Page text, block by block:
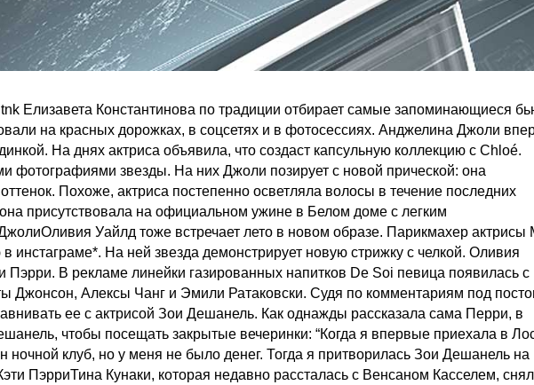
Елизавета Константинова по традиции отбирает самые запоминающиеся
на красных дорожках, в соцсетях и в фотосессиях. Анджелина Джоли
На днях актриса объявила, что создаст капсульную коллекцию с Chloé.
фотографиями звезды. На них Джоли позирует с новой прической: она
Похоже, актриса постепенно осветляла волосы в течение последних
присутствовала на официальном ужине в Белом доме с легким
Уайлд тоже встречает лето в новом образе. Парикмахер актрисы
инстаграме*. На ней звезда демонстрирует новую стрижку с челкой. Оливия
В рекламе линейки газированных напитков De Soi певица появилась с
Джонсон, Алексы Чанг и Эмили Ратаковски. Судя по комментариям под
ее с актрисой Зои Дешанель. Как однажды рассказала сама Перри, в
чтобы посещать закрытые вечеринки: “Когда я впервые приехала в
ночной клуб, но у меня не было денег. Тогда я притворилась Зои Дешанель на
ПэрриТина Кунаки, которая недавно рассталась с Венсаном Касселем,